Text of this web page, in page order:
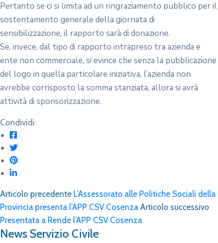
Pertanto se ci si limita ad un ringraziamento pubblico per il
sostentamento generale della giornata di
sensibilizzazione, il rapporto sarà di donazione.
Se, invece, dal tipo di rapporto intrapreso tra azienda e
ente non commerciale, si evince che senza la pubblicazione
del logo in quella particolare iniziativa, l’azienda non
avrebbe corrisposto la somma stanziata, allora si avrà
attività di sponsorizzazione.
Condividi
Articolo precedente L’Assessorato alle Politiche Sociali della
Provincia presenta l’APP CSV Cosenza Articolo successivo
Presentata a Rende l’APP CSV Cosenza
News Servizio Civile